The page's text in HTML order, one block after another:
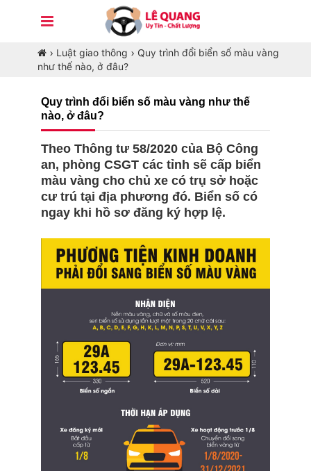
› Luật giao thông › Quy trình đổi biển số màu vàng
như thế nào, ở đâu?
Quy trình đổi biển số màu vàng như thế
nào, ở đâu?
Theo Thông tư 58/2020 của Bộ Công
an, phòng CSGT các tỉnh sẽ cấp biển
màu vàng cho chủ xe có trụ sở hoặc
cư trú tại địa phương đó. Biển số có
ngay khi hồ sơ đăng ký hợp lệ.